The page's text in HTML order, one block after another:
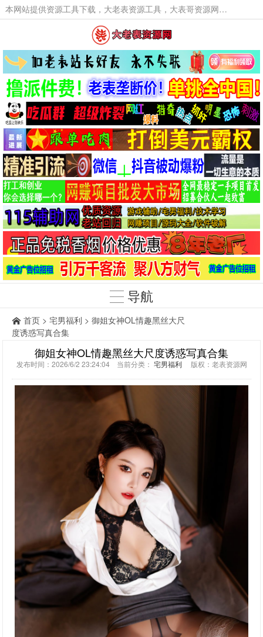
本网站提供资源工具下载，大老表资源工具，大表哥资源网软件工具，大老表资源下载，活动线报福利资源分享,活动线报，大型网游经典游戏，网络热门技术游戏辅助交流与分享。
导航
首页 > 宅男福利 > 御姐女神OL情趣黑丝大尺
度诱惑写真合集
御姐女神OL情趣黑丝大尺度诱惑写真合集
发布时间：2026/6/2 23:24:04 当前分类： 宅男福利 版权：老表资源网